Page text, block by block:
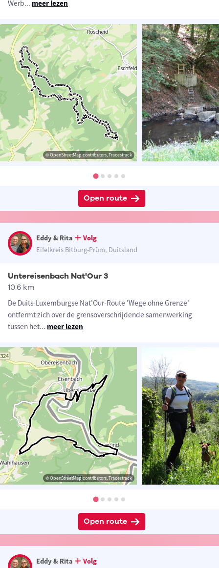
Werb... meer lezen
© OpenStreetMap contributors, Tracestrack
Open route
Eddy & Rita
Volg
Eifelkreis Bitburg-Prüm, Duitsland
Untereisenbach Nat'Our 3
10.6 km
De Duits-Luxemburgse Nat'Our-Route 'Wege ohne Grenze'
ontfermt zich over de grensoverschrijdende samenwerking
tussen het... meer lezen
© OpenStreetMap contributors, Tracestrack
Open route
Eddy & Rita
Volg